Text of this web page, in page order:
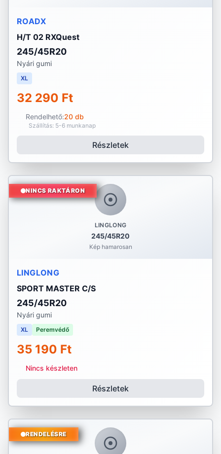
ROADX
H/T 02 RXQuest
245/45R20
Nyári gumi
XL
32 290 Ft
Rendelhető:20 db
Szállítás: 5-6 munkanap
Részletek
LINGLONG
245/45R20
Kép hamarosan
NINCS RAKTÁRON
LINGLONG
SPORT MASTER C/S
245/45R20
Nyári gumi
XL Peremvédő
35 190 Ft
Nincs készleten
Részletek
RENDELÉSRE